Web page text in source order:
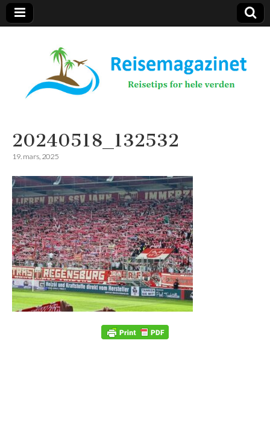
Reisemagazinet
20240518_132532
19. mars, 2025